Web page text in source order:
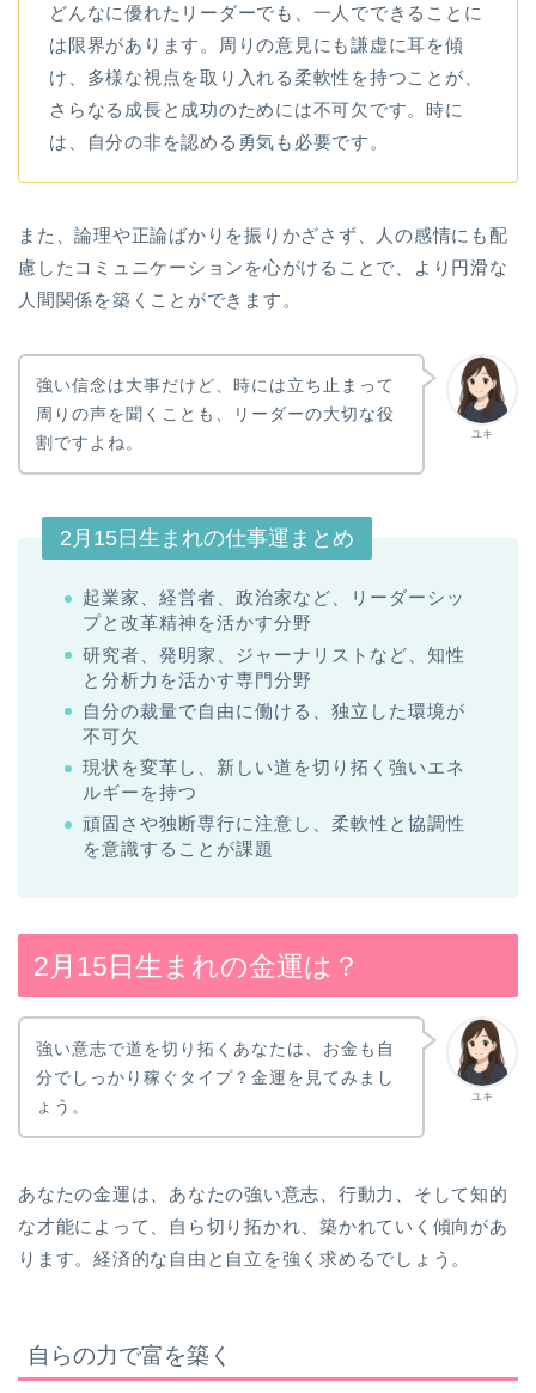
どんなに優れたリーダーでも、一人でできることに
は限界があります。周りの意見にも謙虚に耳を傾
け、多様な視点を取り入れる柔軟性を持つことが、
さらなる成長と成功のためには不可欠です。時に
は、自分の非を認める勇気も必要です。
また、論理や正論ばかりを振りかざさず、人の感情にも配
慮したコミュニケーションを心がけることで、より円滑な
人間関係を築くことができます。
ユキ
強い信念は大事だけど、時には立ち止まって
周りの声を聞くことも、リーダーの大切な役
割ですよね。
2月15日生まれの仕事運まとめ
起業家、経営者、政治家など、リーダーシッ
プと改革精神を活かす分野
研究者、発明家、ジャーナリストなど、知性
と分析力を活かす専門分野
自分の裁量で自由に働ける、独立した環境が
不可欠
現状を変革し、新しい道を切り拓く強いエネ
ルギーを持つ
頑固さや独断専行に注意し、柔軟性と協調性
を意識することが課題
2月15日生まれの金運は？
ユキ
強い意志で道を切り拓くあなたは、お金も自
分でしっかり稼ぐタイプ？金運を見てみまし
ょう。
あなたの金運は、あなたの強い意志、行動力、そして知的
な才能によって、自ら切り拓かれ、築かれていく傾向があ
ります。経済的な自由と自立を強く求めるでしょう。
自らの力で富を築く